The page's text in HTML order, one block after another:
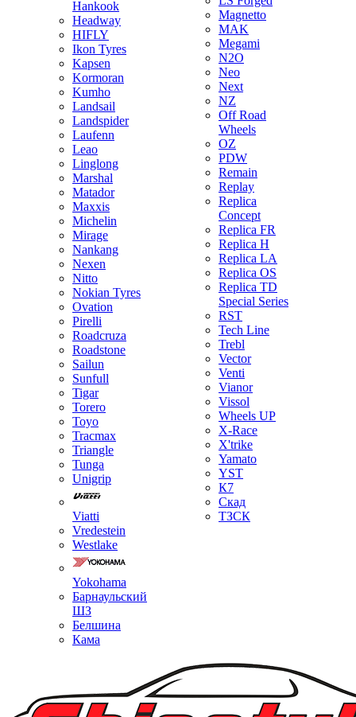
Hankook
Headway
HIFLY
Ikon Tyres
Kapsen
Kormoran
Kumho
Landsail
Landspider
Laufenn
Leao
Linglong
Marshal
Matador
Maxxis
Michelin
Mirage
Nankang
Nexen
Nitto
Nokian Tyres
Ovation
Pirelli
Roadcruza
Roadstone
Sailun
Sunfull
Tigar
Torero
Toyo
Tracmax
Triangle
Tunga
Unigrip
Viatti
Vredestein
Westlake
Yokohama
Барнаульский
ШЗ
Белшина
Кама
Magnetto
MAK
Megami
N2O
Neo
Next
NZ
Off Road
Wheels
OZ
PDW
Remain
Replay
Replica
Concept
Replica FR
Replica H
Replica LA
Replica OS
Replica TD
Special Series
RST
Tech Line
Trebl
Vector
Venti
Vianor
Vissol
Wheels UP
X-Race
X'trike
Yamato
YST
К7
Скад
ТЗСК